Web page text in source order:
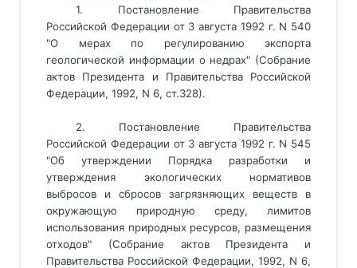
1. Постановление Правительства
Российской Федерации от 3 августа 1992 г. N 540
"О мерах по регулированию экспорта
геологической информации о недрах" (Собрание
актов Президента и Правительства Российской
Федерации, 1992, N 6, ст.328).
2. Постановление Правительства
Российской Федерации от 3 августа 1992 г. N 545
"Об утверждении Порядка разработки и
утверждения экологических нормативов
выбросов и сбросов загрязняющих веществ в
окружающую природную среду, лимитов
использования природных ресурсов, размещения
отходов" (Собрание актов Президента и
Правительства Российской Федерации, 1992, N 6,